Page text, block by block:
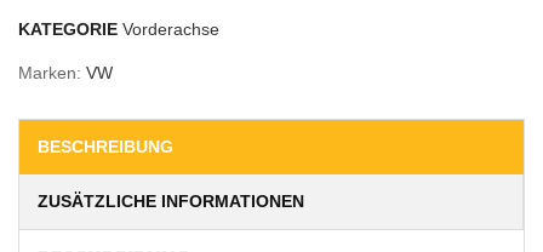
KATEGORIE Vorderachse
Marken: VW
BESCHREIBUNG
ZUSÄTZLICHE INFORMATIONEN